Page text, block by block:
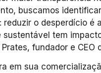
buscamos
reduzir o desperdício é
tem
fundador e CEO
em sua